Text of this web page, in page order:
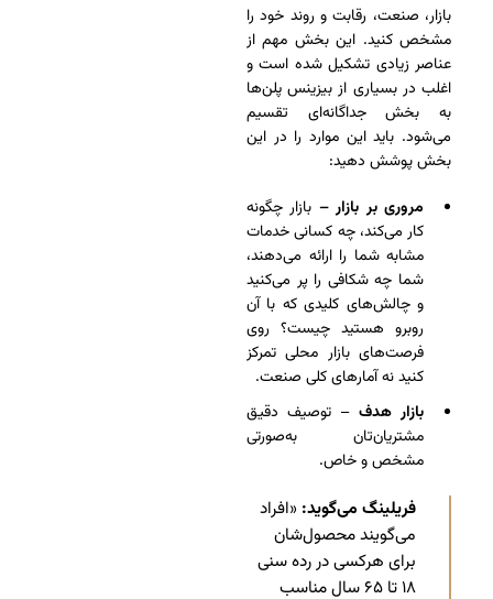
بازار، صنعت، رقابت و روند خود را
مشخص کنید. این بخش مهم از
عناصر زیادی تشکیل شده است و
اغلب در بسیاری از بیزینس پلن‌ها
به بخش جداگانه‌ای تقسیم
می‌شود. باید این موارد را در این
بخش پوشش دهید:
مروری بر بازار – بازار چگونه
کار می‌کند، چه کسانی خدمات
مشابه شما را ارائه می‌دهند،
شما چه شکافی را پر می‌کنید
و چالش‌های کلیدی که با آن
روبرو هستید چیست؟ روی
فرصت‌های بازار محلی تمرکز
کنید نه آمارهای کلی صنعت.
بازار هدف – توصیف دقیق
مشتریان‌تان به‌صورتی
مشخص و خاص.
فریلینگ می‌گوید: «افراد
می‌گویند محصول‌شان
برای هرکسی در رده سنی
۱۸ تا ۶۵ سال مناسب